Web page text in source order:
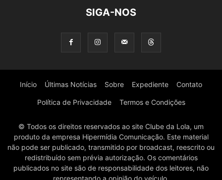
SIGA-NOS
Início Últimas Notícias Sobre Expediente Contato
Política de Privacidade Termos e Condições
© Todos os direitos reservados ao site Clube da Lola, um
produto da empresa Hipermídia Comunicação. Este material
não pode ser publicado, transmitido por broadcast, reescrito ou
redistribuído sem prévia autorização. Os comentários
publicados no site são de responsabilidade dos leitores, não
representando a opinião do veículo.